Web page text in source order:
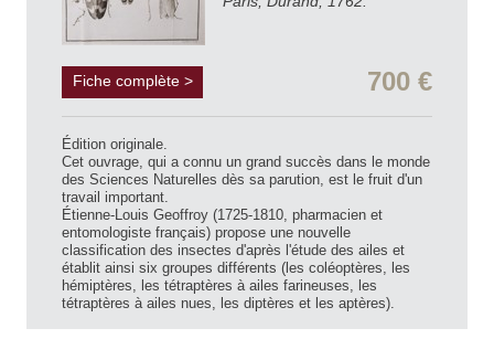
Fiche complète > 700 €
Édition originale.
Cet ouvrage, qui a connu un grand succès dans le monde
des Sciences Naturelles dès sa parution, est le fruit d'un
travail important.
Étienne-Louis Geoffroy (1725-1810, pharmacien et
entomologiste français) propose une nouvelle
classification des insectes d'après l'étude des ailes et
établit ainsi six groupes différents (les coléoptères, les
hémiptères, les tétraptères à ailes farineuses, les
tétraptères à ailes nues, les diptères et les aptères).